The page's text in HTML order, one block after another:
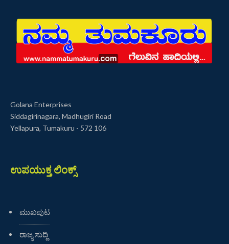
Golana Enterprises
Siddagirinagara, Madhugiri Road
Yellapura, Tumakuru - 572 106
ಉಪಯುಕ್ತ ಲಿಂಕ್ಸ್
ಮುಖಪುಟ
ರಾಜ್ಯ ಸುದ್ದಿ